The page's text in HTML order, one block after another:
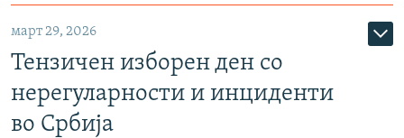
март 29, 2026
Тензичен изборен ден со
нерегуларности и инциденти
во Србија